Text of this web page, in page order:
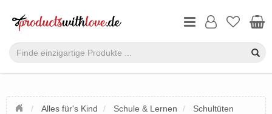
Alles für's Kind Schule & Lernen Schultüten